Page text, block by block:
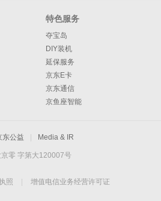
特色服务
夺宝岛
DIY装机
延保服务
京东E卡
京东通信
京鱼座智能
东公益 Media & IR
京零 字第大120007号
照
增值电信业务经营许可证